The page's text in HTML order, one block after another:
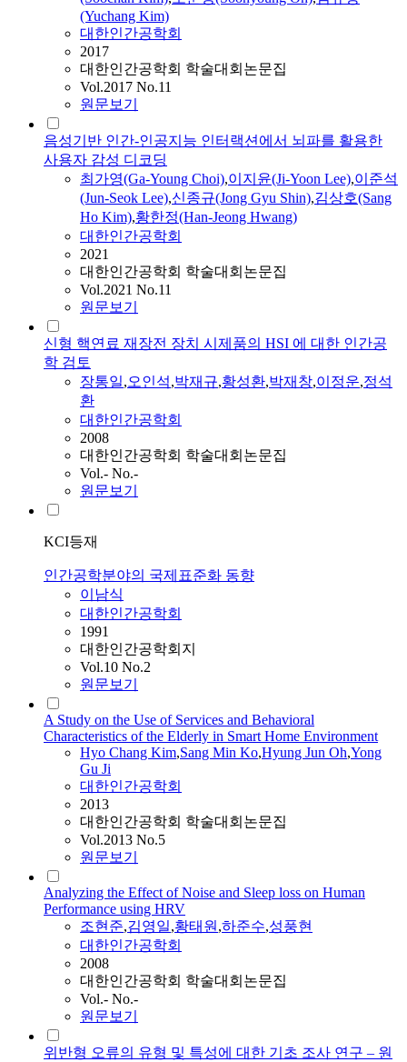
(Yuchang Kim)
대한인간공학회
2017
대한인간공학회 학술대회논문집
Vol.2017 No.11
원문보기
음성기반 인간-인공지능 인터랙션에서 뇌파를 활용한
사용자 감성 디코딩
최가영(Ga-Young Choi),이지윤(Ji-Yoon Lee),이준석
(Jun-Seok Lee),신종규(Jong Gyu Shin),김상호(Sang
Ho Kim),황한정(Han-Jeong Hwang)
대한인간공학회
2021
대한인간공학회 학술대회논문집
Vol.2021 No.11
원문보기
신형 핵연료 재장전 장치 시제품의 HSI 에 대한 인간공
학 검토
장통일,오인석,박재규,황성환,박재창,이정운,정석
환
대한인간공학회
2008
대한인간공학회 학술대회논문집
Vol.- No.-
원문보기
KCI등재
인간공학분야의 국제표준화 동향
이남식
대한인간공학회
1991
대한인간공학회지
Vol.10 No.2
원문보기
A Study on the Use of Services and Behavioral
Characteristics of the Elderly in Smart Home Environment
Hyo Chang Kim,Sang Min Ko,Hyung Jun Oh,Yong
Gu Ji
대한인간공학회
2013
대한인간공학회 학술대회논문집
Vol.2013 No.5
원문보기
Analyzing the Effect of Noise and Sleep loss on Human
Performance using HRV
조현준,김영일,황태원,하준수,성풍현
대한인간공학회
2008
대한인간공학회 학술대회논문집
Vol.- No.-
원문보기
위반형 오류의 유형 및 특성에 대한 기초 조사 연구 – 원